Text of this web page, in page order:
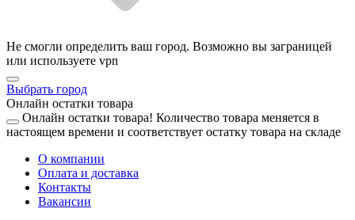
Не смогли определить ваш город. Возможно вы заграницей
или используете vpn
Выбрать город
Онлайн остатки товара
Онлайн остатки товара! Количество товара меняется в
настоящем времени и соответствует остатку товара на складе
О компании
Оплата и доставка
Контакты
Вакансии